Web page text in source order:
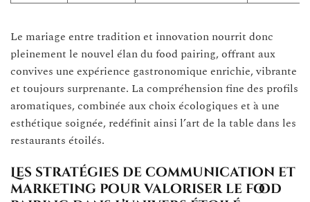
Le mariage entre tradition et innovation nourrit donc
pleinement le nouvel élan du food pairing, offrant aux
convives une expérience gastronomique enrichie, vibrante
et toujours surprenante. La compréhension fine des profils
aromatiques, combinée aux choix écologiques et à une
esthétique soignée, redéfinit ainsi l’art de la table dans les
restaurants étoilés.
Les stratégies de communication et
marketing pour valoriser le food